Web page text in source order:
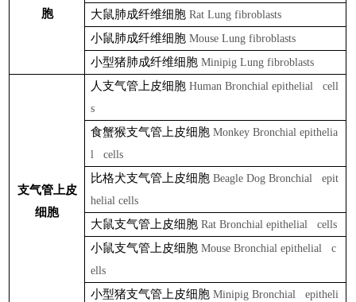
胞
大鼠肺成纤维细胞 Rat Lung fibroblasts
小鼠肺成纤维细胞 Mouse Lung fibroblasts
小型猪肺成纤维细胞 Minipig Lung fibroblasts
支气管上皮
细胞
人支气管上皮细胞 Human Bronchial epithelial cell
s
食蟹猴支气管上皮细胞 Monkey Bronchial epithelia
l cells
比格犬支气管上皮细胞 Beagle Dog Bronchial epit
helial cells
大鼠支气管上皮细胞 Rat Bronchial epithelial cells
小鼠支气管上皮细胞 Mouse Bronchial epithelial c
ells
小型猪支气管上皮细胞 Minipig Bronchial epitheli